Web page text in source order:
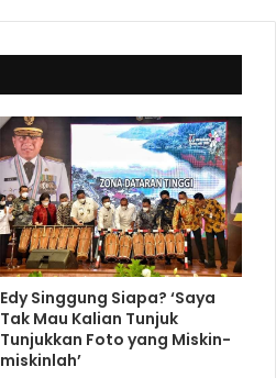
Edy Singgung Siapa? ‘Saya
Tak Mau Kalian Tunjuk
Tunjukkan Foto yang Miskin-
miskinlah’